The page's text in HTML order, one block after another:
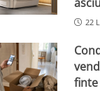
22